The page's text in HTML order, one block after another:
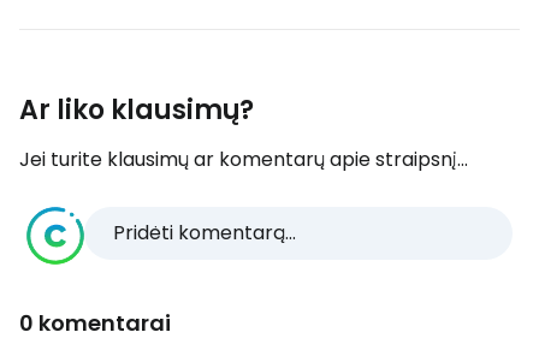
Ar liko klausimų?
Jei turite klausimų ar komentarų apie straipsnį...
Pridėti komentarą...
0 komentarai